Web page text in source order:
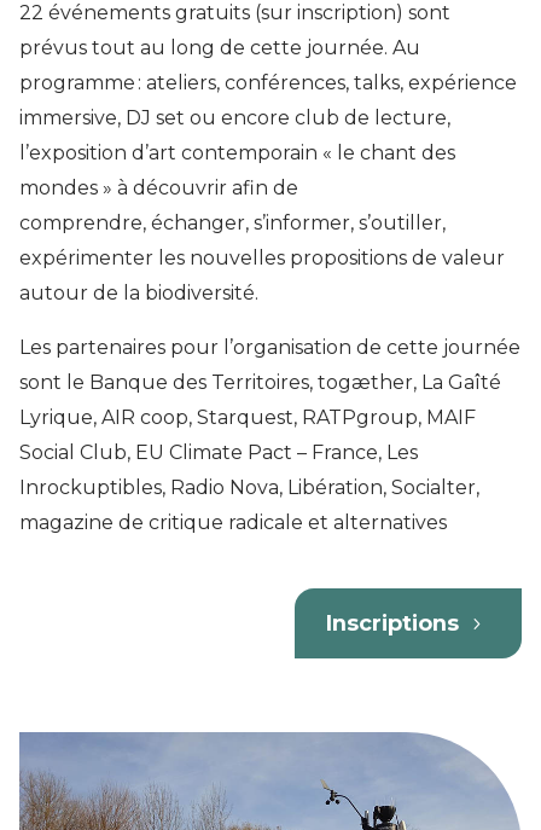
22 événements gratuits (sur inscription) sont
prévus tout au long de cette journée. Au
programme : ateliers, conférences, talks, expérience
immersive, DJ set ou encore club de lecture,
l’exposition d’art contemporain « le chant des
mondes » à découvrir afin de
comprendre, échanger, s’informer, s’outiller,
expérimenter les nouvelles propositions de valeur
autour de la biodiversité.
Les partenaires pour l’organisation de cette journée
sont le Banque des Territoires, togæther, La Gaîté
Lyrique, AIR coop, Starquest, RATPgroup, MAIF
Social Club, EU Climate Pact – France, Les
Inrockuptibles, Radio Nova, Libération, Socialter,
magazine de critique radicale et alternatives
Inscriptions